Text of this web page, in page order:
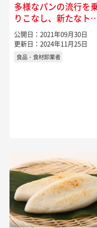
多様なパンの流行を
りこなし、新たなト
ンドを作るには
公開日：2021年09月30日
更新日：2024年11月25日
食品・食材卸業者